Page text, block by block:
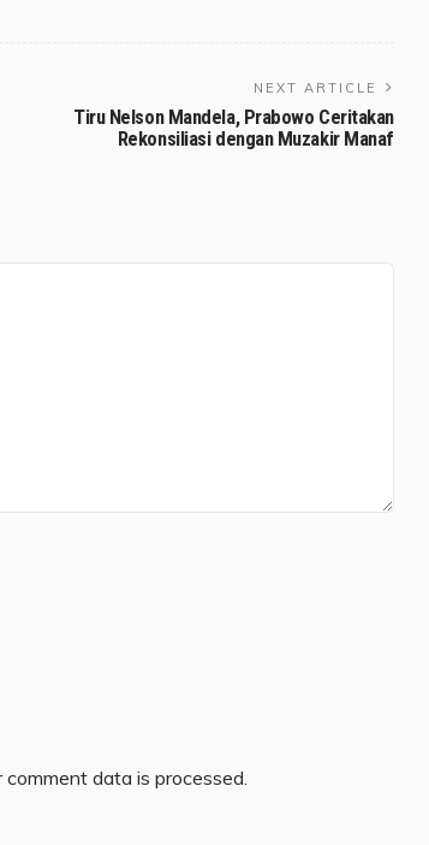
NEXT ARTICLE
Tiru Nelson Mandela, Prabowo Ceritakan
Rekonsiliasi dengan Muzakir Manaf
data is processed.